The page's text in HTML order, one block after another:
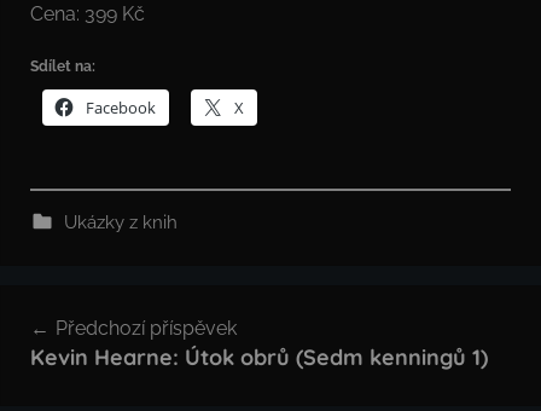
Cena: 399 Kč
Sdílet na:
Facebook X
Ukázky z knih
pro
Předchozí příspěvek
Kevin Hearne: Útok obrů (Sedm kenningů 1)